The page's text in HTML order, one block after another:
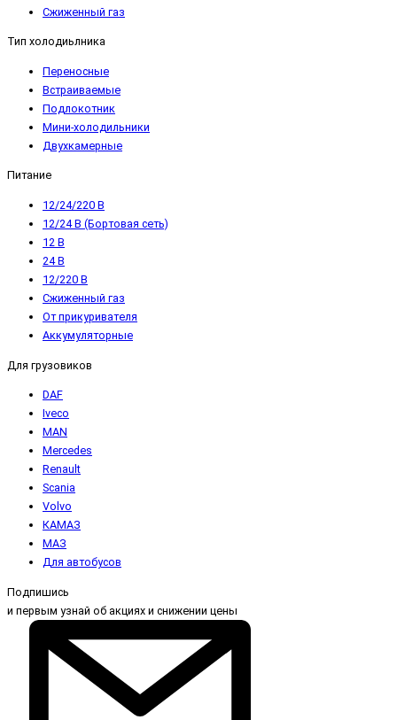
Сжиженный газ
Тип холодиьлника
Переносные
Встраиваемые
Подлокотник
Мини-холодильники
Двухкамерные
Питание
12/24/220 В
12/24 В (Бортовая сеть)
12 В
24 В
12/220 В
Сжиженный газ
От прикуривателя
Аккумуляторные
Для грузовиков
DAF
Iveco
MAN
Mercedes
Renault
Scania
Volvo
КАМАЗ
МАЗ
Для автобусов
Подпишись
и первым узнай об акциях и снижении цены